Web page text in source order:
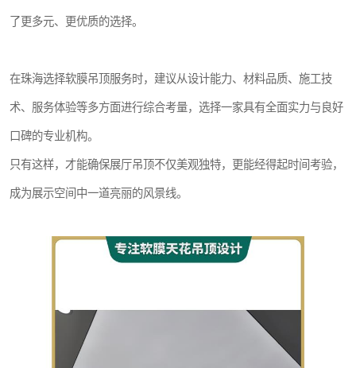
了更多元、更优质的选择。
在珠海选择软膜吊顶服务时，建议从设计能力、材料品质、施工技
术、服务体验等多方面进行综合考量，选择一家具有全面实力与良好
口碑的专业机构。
只有这样，才能确保展厅吊顶不仅美观独特，更能经得起时间考验，
成为展示空间中一道亮丽的风景线。